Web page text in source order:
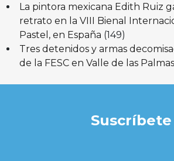
La pintora mexicana Edith Ruiz
retrato en la VIII Bienal
Pastel, en España (149)
Tres detenidos y armas
de la FESC en Valle de las Palmas
Suscríbete